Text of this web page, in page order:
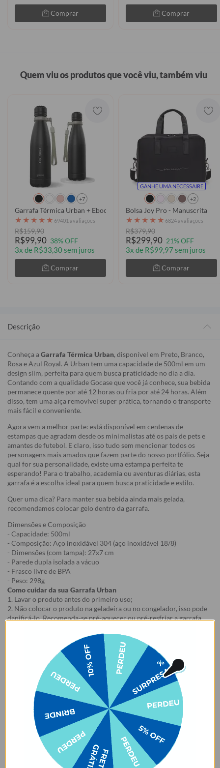
Comprar Comprar
Quem viu os produtos que você viu, também viu
+7
Garrafa Térmica Urban + Ebook - Futurist
★ ★ ★ ★ ★ 69401 avaliações
R$159,90
R$99,90 38% OFF
3x de R$33,30 sem juros
Comprar
GANHE UMA NECESSAIRE
+2
Bolsa Joy Pro - Manuscrita
★ ★ ★ ★ ★ 6824 avaliações
R$379,90
R$299,90 21% OFF
3x de R$99,97 sem juros
Comprar
Descrição
Conheça a Garrafa Térmica Urban, disponível em Preto, Branco,
Rosa e Azul Royal. A Urban tem uma capacidade de 500ml em um
design slim, perfeita para quem busca praticidade no dia a dia.
Contando com a qualidade Gocase que você já conhece, sua bebida
permanece quente por até 12 horas ou fria por até 24 horas. Além
disso, tem uma alça removível super prática, tornando o transporte
mais fácil e conveniente.
Agora vem a melhor parte: está disponível em centenas de
estampas que agradam desde os minimalistas até os pais de pets e
amantes de futebol. E claro, isso tudo sem mencionar todos os
personagens mais amados que fazem parte do nosso portfólio. Seja
qual for sua personalidade, existe uma estampa perfeita te
esperando! Para o trabalho, academia ou aventuras diárias, esta
garrafa é a escolha ideal para quem busca praticidade e estilo.
Quer uma dica? Para manter sua bebida ainda mais gelada,
recomendamos colocar gelo dentro da garrafa.
Dimensões e Composição
- Capacidade: 500ml
- Composição: Aço inoxidável 304 (aço inoxidável 18/8)
- Dimensões (com tampa): 27x7 cm
- Parede dupla isolada a vácuo
- Frasco livre de BPA
- Peso: 298g
Como cuidar da sua Garrafa Urban
1. Lavar o produto antes do primeiro uso;
2. Não colocar o produto na geladeira ou no congelador, isso pode
danificá-lo. Recomenda-se pré-aquecer ou pré-resfriar a garrafa
3. Lave à mão. Não colocar na lava-louças. Não usar esponjas muito
abrasivas ao lavar, risco de arranhar a estampa.
4. Evitar contato com objetos pontiagudos e ásperos com risco de
arranhar a estampa.
5. Evitar contato com acetona, álcool e líquidos à base de cloro.
6. Certifique-se de que a tampa está fechada e a borracha bem
posicionada antes de carregar o produto, para evitar que o líquido
7. Evitar o armazenamento de líquidos gaseificados na garrafa.
8. Para garrafas que acompanham e-book, o e-book é enviado para
o e-mail cadastrado no site após a emissão da nota fiscal.
9. Essa oferta é válida na compra do Kit, em caso de cancelamento
de um dos produtos haverá perda do benefício promocional.